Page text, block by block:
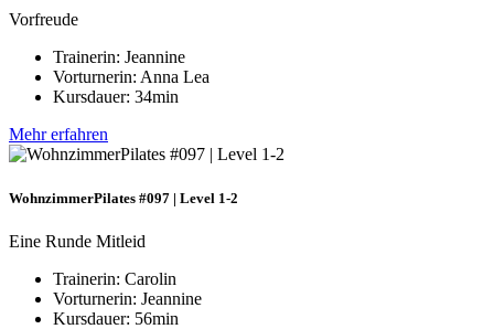
Vorfreude
Trainerin: Jeannine
Vorturnerin: Anna Lea
Kursdauer: 34min
Mehr erfahren
WohnzimmerPilates #097 | Level 1-2
Eine Runde Mitleid
Trainerin: Carolin
Vorturnerin: Jeannine
Kursdauer: 56min